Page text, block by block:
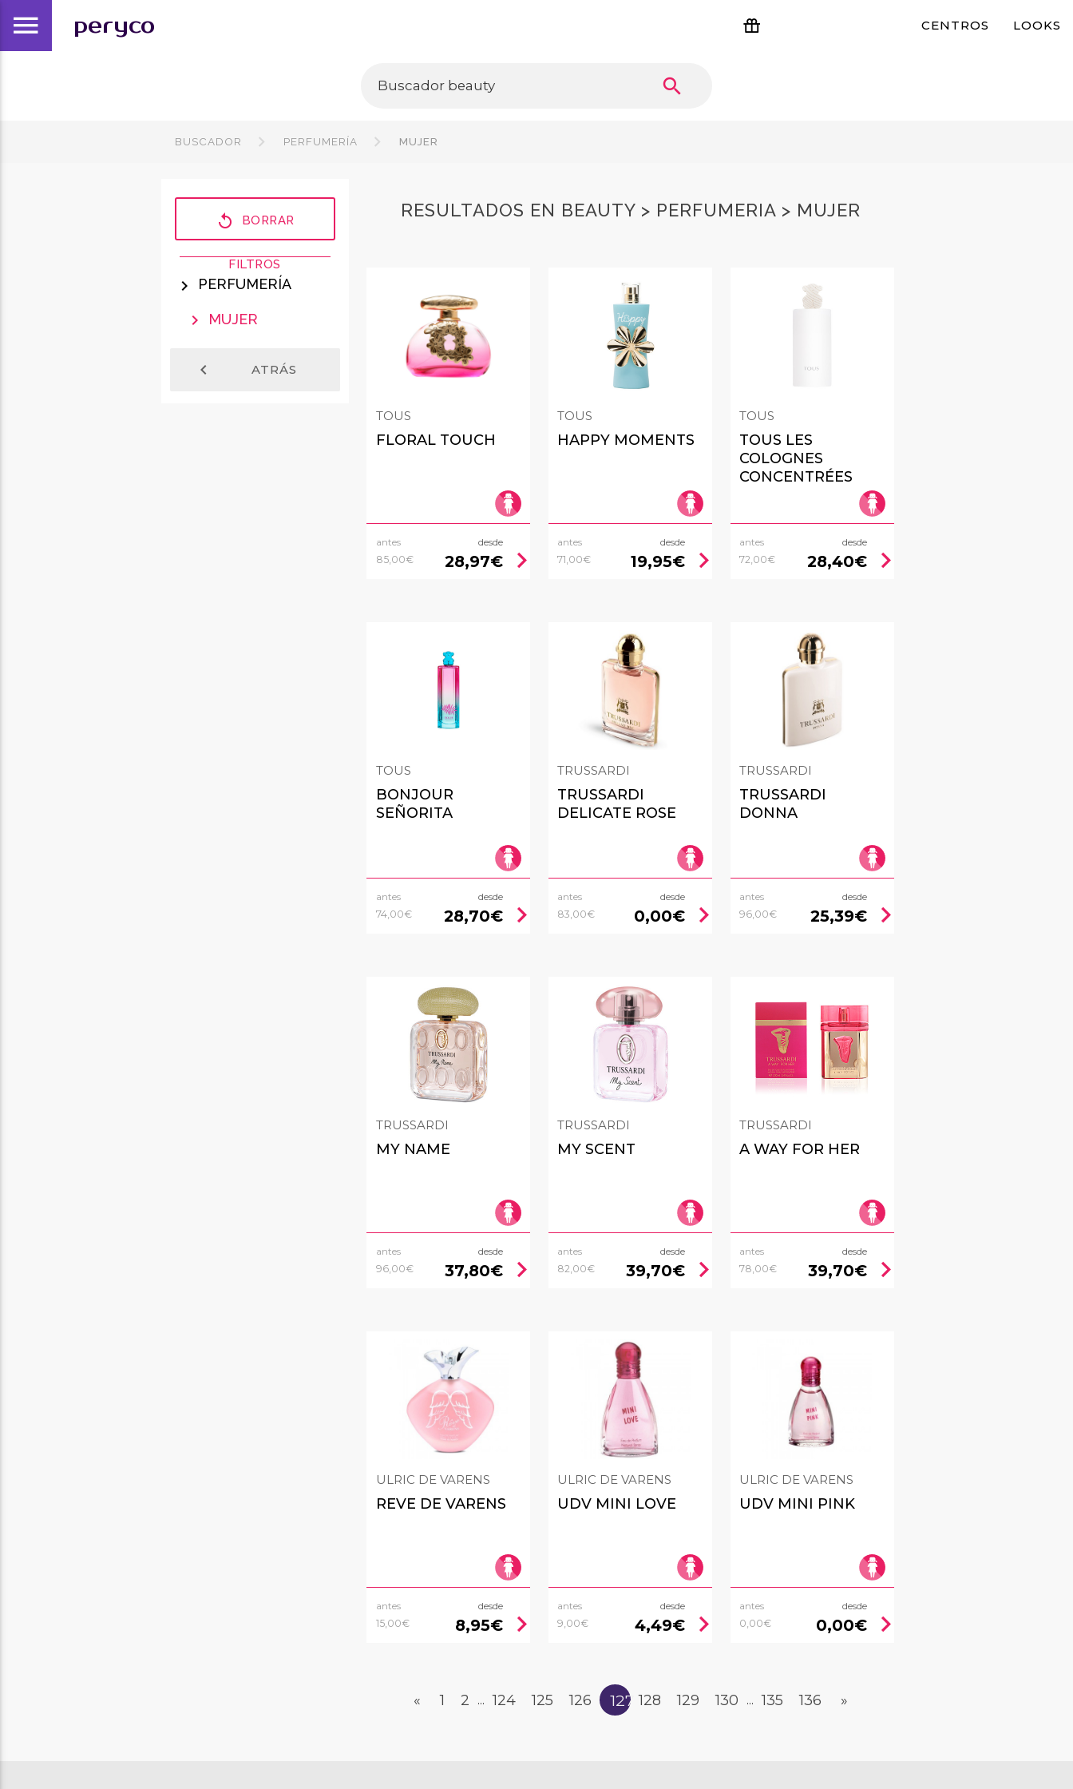
menu peryco CENTROS LOOKS
search
BUSCADOR PERFUMERÍA MUJER
replay BORRAR
FILTROS
chevron_right PERFUMERÍA
chevron_right MUJER
chevron_left ATRÁS
RESULTADOS EN BEAUTY > PERFUMERIA > MUJER
TOUS
FLORAL TOUCH
antes
85,00€
desde
28,97€ chevron_right
TOUS
HAPPY MOMENTS
antes
71,00€
desde
19,95€ chevron_right
TOUS
TOUS LES
COLOGNES
CONCENTRÉES
antes
72,00€
desde
28,40€ chevron_right
TOUS
BONJOUR
SEÑORITA
antes
74,00€
desde
28,70€ chevron_right
TRUSSARDI
TRUSSARDI
DELICATE ROSE
antes
83,00€
desde
0,00€ chevron_right
TRUSSARDI
TRUSSARDI
DONNA
antes
96,00€
desde
25,39€ chevron_right
TRUSSARDI
MY NAME
antes
96,00€
desde
37,80€ chevron_right
TRUSSARDI
MY SCENT
antes
82,00€
desde
39,70€ chevron_right
TRUSSARDI
A WAY FOR HER
antes
78,00€
desde
39,70€ chevron_right
ULRIC DE VARENS
REVE DE VARENS
antes
15,00€
desde
8,95€ chevron_right
ULRIC DE VARENS
UDV MINI LOVE
antes
9,00€
desde
4,49€ chevron_right
ULRIC DE VARENS
UDV MINI PINK
antes
0,00€
desde
0,00€ chevron_right
« 1 2 ... 124 125 126 127 128 129 130 ... 135 136 »